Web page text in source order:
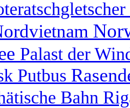
Palast der
Putbus
Bahn